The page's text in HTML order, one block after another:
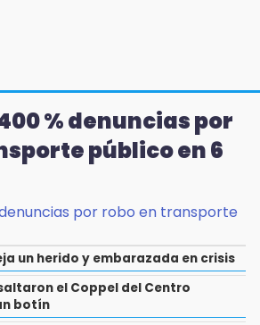
% denuncias por
público en 6
un herido y embarazada en crisis
el Coppel del Centro
botín